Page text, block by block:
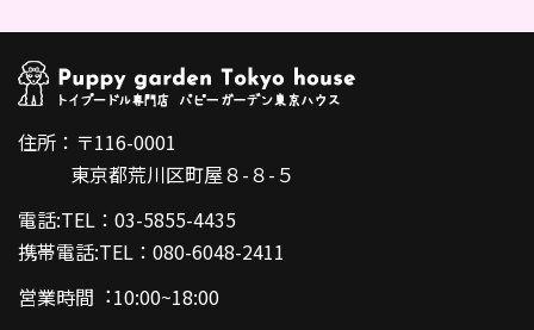
住所：〒116-0001
東京都荒川区町屋８-８-５
電話:TEL：03-5855-4435
携帯電話:TEL：080-6048-2411
営業時間︓10:00~18:00